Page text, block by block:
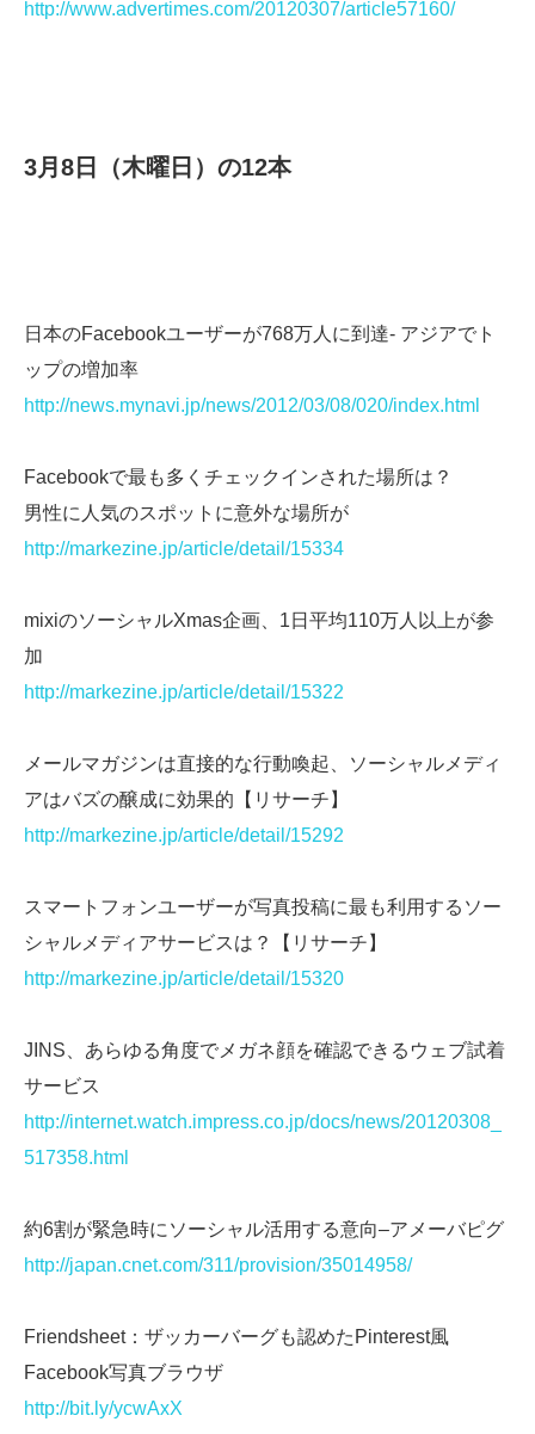
http://www.advertimes.com/20120307/article57160/
3月8日（木曜日）の12本
日本のFacebookユーザーが768万人に到達- アジアでト
ップの増加率
http://news.mynavi.jp/news/2012/03/08/020/index.html
Facebookで最も多くチェックインされた場所は？
男性に人気のスポットに意外な場所が
http://markezine.jp/article/detail/15334
mixiのソーシャルXmas企画、1日平均110万人以上が参
加
http://markezine.jp/article/detail/15322
メールマガジンは直接的な行動喚起、ソーシャルメディ
アはバズの醸成に効果的【リサーチ】
http://markezine.jp/article/detail/15292
スマートフォンユーザーが写真投稿に最も利用するソー
シャルメディアサービスは？【リサーチ】
http://markezine.jp/article/detail/15320
JINS、あらゆる角度でメガネ顔を確認できるウェブ試着
サービス
http://internet.watch.impress.co.jp/docs/news/20120308_
517358.html
約6割が緊急時にソーシャル活用する意向–アメーバピグ
http://japan.cnet.com/311/provision/35014958/
Friendsheet：ザッカーバーグも認めたPinterest風
Facebook写真ブラウザ
http://bit.ly/ycwAxX